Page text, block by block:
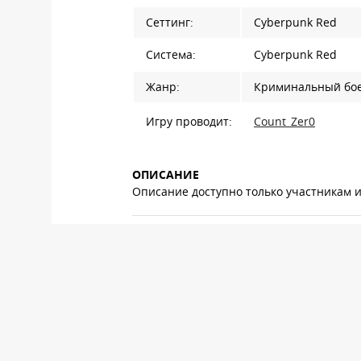
Сеттинг: Cyberpunk Red
Система: Cyberpunk Red
Жанр: Криминальный
Игру проводит: Count_Zer0
ОПИСАНИЕ
Описание доступно только участникам